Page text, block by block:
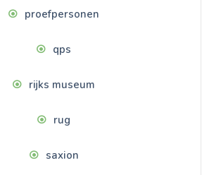
proefpersonen
qps
rijks museum
rug
saxion